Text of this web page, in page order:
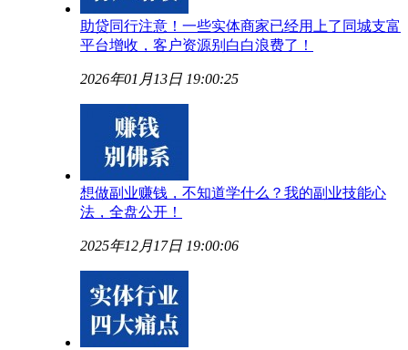
助贷同行注意！一些实体商家已经用上了同城支富
平台增收，客户资源别白白浪费了！
2026年01月13日 19:00:25
想做副业赚钱，不知道学什么？我的副业技能心
法，全盘公开！
2025年12月17日 19:00:06